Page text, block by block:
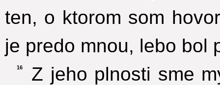
ten, o ktorom som
je predo mnou, lebo bol
16
Z jeho plnosti sme